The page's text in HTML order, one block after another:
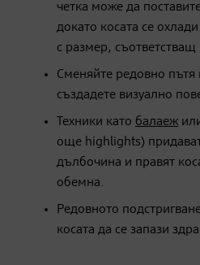
четка може да
докато косата се
с размер, съответстващ
Сменяйте редовно пътя
създадете визуално
Техники като балаеж
още highlights)
дълбочина и правят
обемна.
Редовното
косата да се запази